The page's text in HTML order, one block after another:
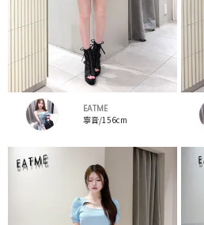
EATME
寧音/156cm